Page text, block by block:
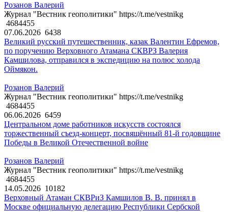
Розанов Валерий
Журнал "Вестник геополитики" https://t.me/vestnikg
4684455
07.06.2026 6438
Великий русский путешественник, казак Валентин Ефремов,
по поручению Верховного Атамана СКВРЗ Валерия
Камшилова, отправился в экспедицию на полюс холода
Оймякон.
Розанов Валерий
Журнал "Вестник геополитики" https://t.me/vestnikg
4684455
06.06.2026 6459
Центральном доме работников искусств состоялся
торжественный съезд-концерт, посвящённый 81-й годовщине
Победы в Великой Отечественной войне
Розанов Валерий
Журнал "Вестник геополитики" https://t.me/vestnikg
4684455
14.05.2026 10182
Верховный Атаман СКВРиЗ Камшилов В. В. принял в
Москве официальную делегацию Республики Сербской